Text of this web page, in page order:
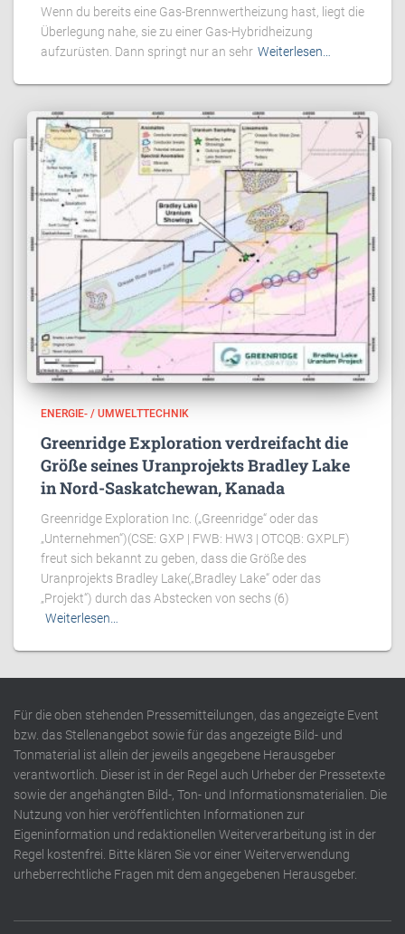
Wenn du bereits eine Gas-Brennwertheizung hast, liegt die
Überlegung nahe, sie zu einer Gas-Hybridheizung
aufzurüsten. Dann springt nur an sehr Weiterlesen…
ENERGIE- / UMWELTTECHNIK
Greenridge Exploration verdreifacht die
Größe seines Uranprojekts Bradley Lake
in Nord-Saskatchewan, Kanada
Greenridge Exploration Inc. („Greenridge“ oder das
„Unternehmen“)(CSE: GXP | FWB: HW3 | OTCQB: GXPLF)
freut sich bekannt zu geben, dass die Größe des
Uranprojekts Bradley Lake(„Bradley Lake“ oder das
„Projekt“) durch das Abstecken von sechs (6)
Weiterlesen…
Für die oben stehenden Pressemitteilungen, das angezeigte Event
bzw. das Stellenangebot sowie für das angezeigte Bild- und
Tonmaterial ist allein der jeweils angegebene Herausgeber
verantwortlich. Dieser ist in der Regel auch Urheber der Pressetexte
sowie der angehängten Bild-, Ton- und Informationsmaterialien. Die
Nutzung von hier veröffentlichten Informationen zur
Eigeninformation und redaktionellen Weiterverarbeitung ist in der
Regel kostenfrei. Bitte klären Sie vor einer Weiterverwendung
urheberrechtliche Fragen mit dem angegebenen Herausgeber.